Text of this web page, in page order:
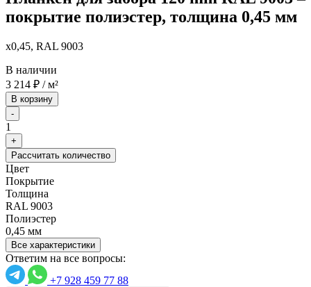
покрытие полиэстер, толщина 0,45 мм
x0,45, RAL 9003
В наличии
3 214 ₽ / м²
В корзину
-
1
+
Рассчитать количество
Цвет
Покрытие
Толщина
RAL 9003
Полиэстер
0,45 мм
Все характеристики
Ответим на все вопросы:
+7 928 459 77 88